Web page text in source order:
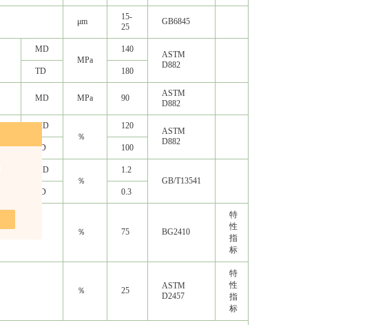
μm
15-
25
GB6845
MD
MPa
140
ASTM
D882
TD 180
MD MPa 90
ASTM
D882
MD
％
120
ASTM
D882
TD 100
MD
％
1.2
GB/T13541
TD
0.3
％ 75 BG2410
特
性
指
标
％ 25
ASTM
D2457
特
性
指
标